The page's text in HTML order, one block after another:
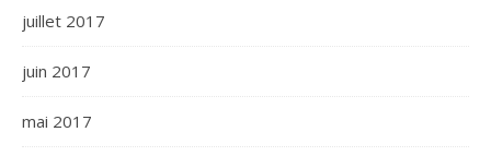
juillet 2017
juin 2017
mai 2017